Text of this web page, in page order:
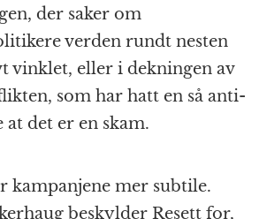
der saker om
verden rundt nesten
vinklet, eller i dekningen av
som har hatt en så anti-
at det er en skam.
kampanjene mer subtile.
beskylder Resett for,